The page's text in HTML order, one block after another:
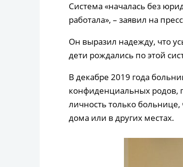
Система «началась без
работала», – заявил на
Он выразил надежду, что
дети рождались по этой
В декабре 2019 года
конфиденциальных родов,
личность только
дома или в других местах.